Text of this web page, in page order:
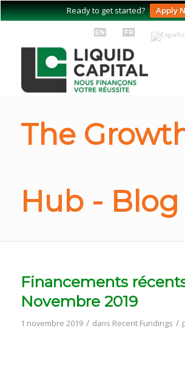
Ready to get started? Apply
The
Hub - Blog
Financements
Novembre 2019
1 novembre 2019 / dans Recent Fundings /